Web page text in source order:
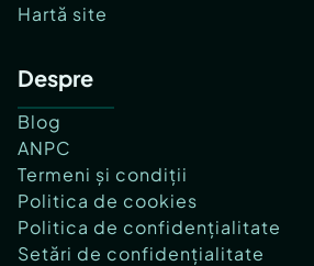
Hartă site
Despre
Blog
ANPC
Termeni și condiții
Politica de cookies
Politica de confidențialitate
Setări de confidențialitate